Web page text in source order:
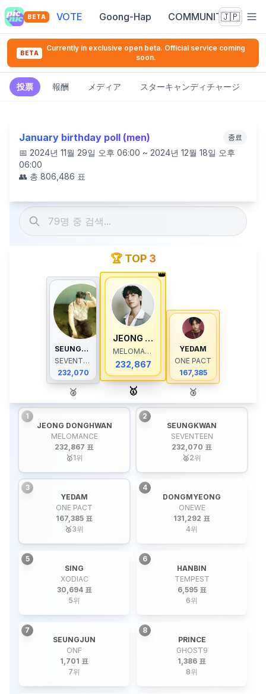
BETA VOTE Goong-Hap COMMUNITY🇯🇵
BETA
Currently in exclusive open beta. Official service coming
soon.
投票 報酬 メディア スターキャンディチャージ
January birthday poll (men) 종료
📅 2024년 11월 29일 오후 06:00 ~ 2024년 12월 18일 오후
06:00
👥 총 806,486 표
🏆 TOP 3
SEUNGKWAN
SEVENTEEN
232,070
🥈
👑
JEONG DONGHWAN
MELOMANCE
232,867
🥇
YEDAM
ONE PACT
167,385
🥉
1
JEONG DONGHWAN
MELOMANCE
232,867 표
🥇1위
2
SEUNGKWAN
SEVENTEEN
232,070 표
🥈2위
3
YEDAM
ONE PACT
167,385 표
🥉3위
4
DONGMYEONG
ONEWE
131,292 표
4위
5
SING
XODIAC
30,694 표
5위
6
HANBIN
TEMPEST
6,595 표
6위
7
SEUNGJUN
ONF
1,701 표
7위
8
PRINCE
GHOST9
1,386 표
8위